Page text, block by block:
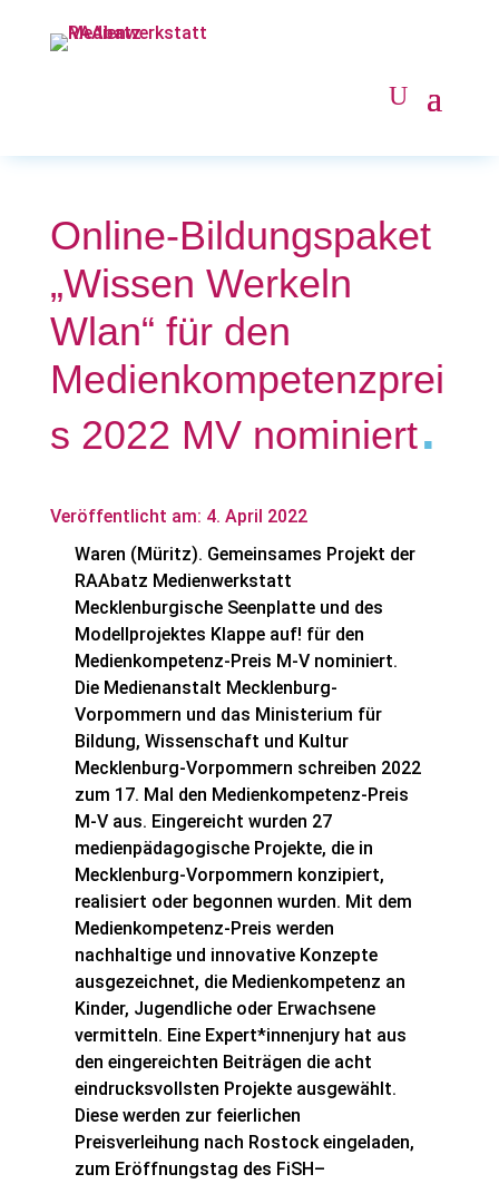
Online-Bildungspaket
„Wissen Werkeln
Wlan“ für den
Medienkompetenzprei
s 2022 MV nominiert.
Veröffentlicht am: 4. April 2022
Waren (Müritz). Gemeinsames Projekt der
RAAbatz Medienwerkstatt
Mecklenburgische Seenplatte und des
Modellprojektes Klappe auf! für den
Medienkompetenz-Preis M-V nominiert.
Die Medienanstalt Mecklenburg-
Vorpommern und das Ministerium für
Bildung, Wissenschaft und Kultur
Mecklenburg-Vorpommern schreiben 2022
zum 17. Mal den Medienkompetenz-Preis
M-V aus. Eingereicht wurden 27
medienpädagogische Projekte, die in
Mecklenburg-Vorpommern konzipiert,
realisiert oder begonnen wurden. Mit dem
Medienkompetenz-Preis werden
nachhaltige und innovative Konzepte
ausgezeichnet, die Medienkompetenz an
Kinder, Jugendliche oder Erwachsene
vermitteln. Eine Expert*innenjury hat aus
den eingereichten Beiträgen die acht
eindrucksvollsten Projekte ausgewählt.
Diese werden zur feierlichen
Preisverleihung nach Rostock eingeladen,
zum Eröffnungstag des FiSH–